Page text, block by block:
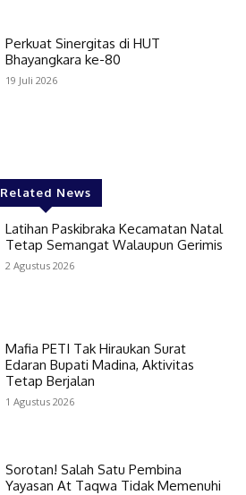
Perkuat Sinergitas di HUT
Bhayangkara ke-80
19 Juli 2026
Related News
Latihan Paskibraka Kecamatan Natal
Tetap Semangat Walaupun Gerimis
2 Agustus 2026
Mafia PETI Tak Hiraukan Surat
Edaran Bupati Madina, Aktivitas
Tetap Berjalan
1 Agustus 2026
Sorotan! Salah Satu Pembina
Yayasan At Taqwa Tidak Memenuhi